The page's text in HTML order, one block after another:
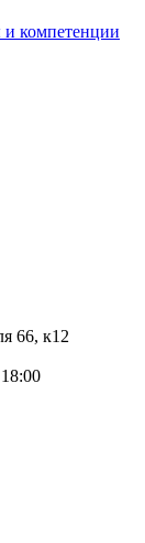
компетенции
66, к12